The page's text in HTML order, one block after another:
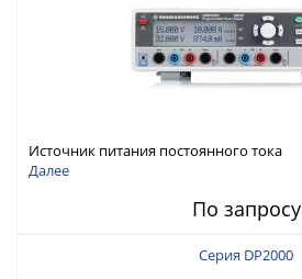
Источник питания постоянного тока
Далее
По запросу
Серия DP2000